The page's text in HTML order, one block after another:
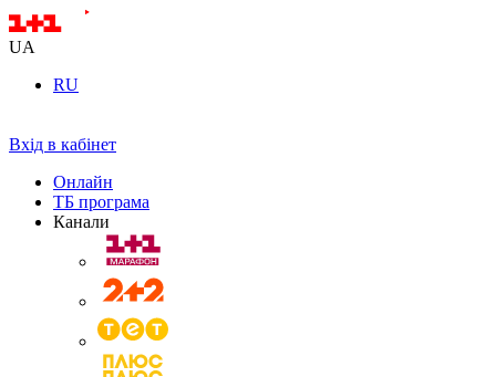
UA
RU
Вхід в кабінет
Онлайн
ТБ програма
Канали